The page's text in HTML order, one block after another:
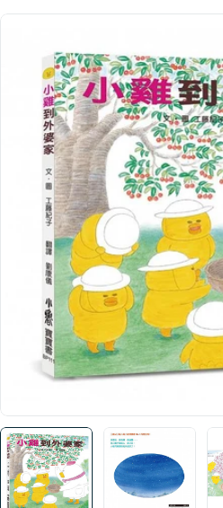
Skip
product
information
Open media 0 in modal